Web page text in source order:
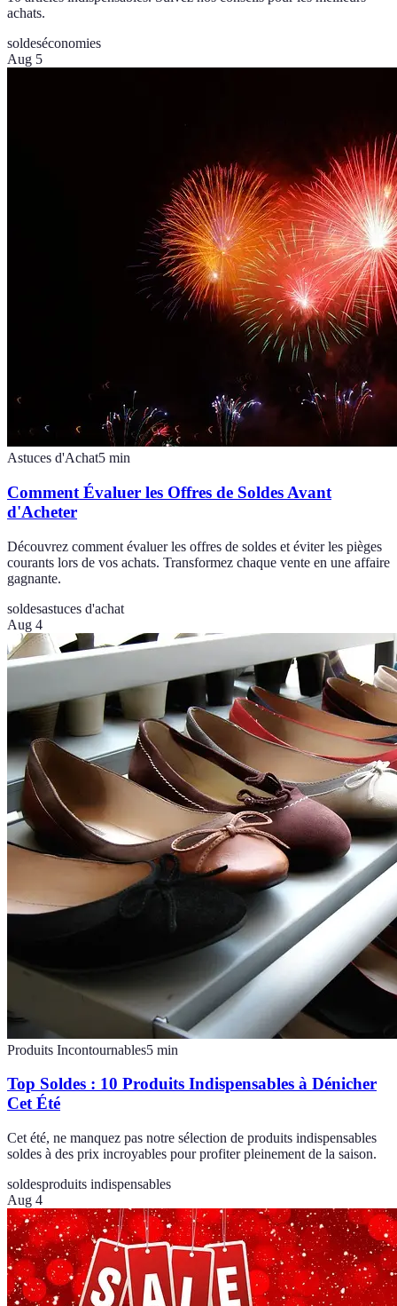
achats.
soldeséconomies
Aug 5
Astuces d'Achat5 min
Comment Évaluer les Offres de Soldes Avant
d'Acheter
Découvrez comment évaluer les offres de soldes et éviter les pièges
courants lors de vos achats. Transformez chaque vente en une affaire
gagnante.
soldesastuces d'achat
Aug 4
Produits Incontournables5 min
Top Soldes : 10 Produits Indispensables à Dénicher
Cet Été
Cet été, ne manquez pas notre sélection de produits indispensables
soldes à des prix incroyables pour profiter pleinement de la saison.
soldesproduits indispensables
Aug 4